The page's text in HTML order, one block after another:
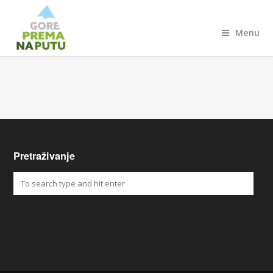
Menu
Pretraživanje